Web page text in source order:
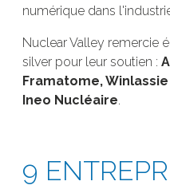
numérique dans
Nuclear Valley remercie
silver pour leur soutien :
Framatome,
Ineo Nucléaire.
9